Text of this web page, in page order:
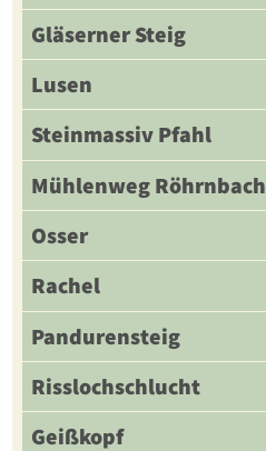
Gläserner Steig
Lusen
Steinmassiv Pfahl
Mühlenweg Röhrnbach
Osser
Rachel
Pandurensteig
Risslochschlucht
Geißkopf